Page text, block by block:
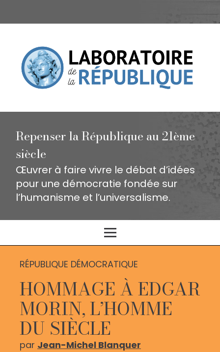
Repenser la République au 21ème
siècle
Œuvrer à faire vivre le débat d’idées
pour une démocratie fondée sur
l’humanisme et l’universalisme.
RÉPUBLIQUE DÉMOCRATIQUE
HOMMAGE À EDGAR
MORIN, L’HOMME
DU SIÈCLE
par Jean-Michel Blanquer